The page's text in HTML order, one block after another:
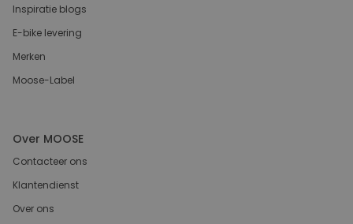
Inspiratie blogs
E-bike levering
Merken
Moose-Label
Over MOOSE
Contacteer ons
Klantendienst
Over ons